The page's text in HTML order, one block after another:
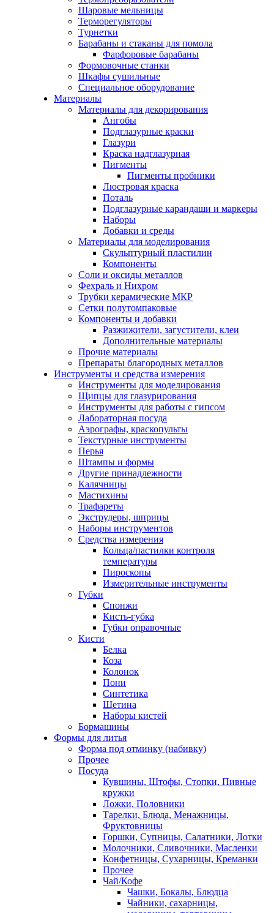
Шаровые мельницы
Терморегуляторы
Турнетки
Барабаны и стаканы для помола
Фарфоровые барабаны
Формовочные станки
Шкафы сушильные
Специальное оборудование
Материалы
Материалы для декорирования
Ангобы
Подглазурные краски
Глазури
Краска надглазурная
Пигменты
Пигменты пробники
Люстровая краска
Поталь
Подглазурные карандаши и маркеры
Наборы
Добавки и среды
Материалы для моделирования
Скульптурный пластилин
Компоненты
Соли и оксиды металлов
Фехраль и Нихром
Трубки керамические МКР
Сетки полутомпаковые
Компоненты и добавки
Разжижители, загустители, клеи
Дополнительные материалы
Прочие материалы
Препараты благородных металлов
Инструменты и средства измерения
Инструменты для моделирования
Щипцы для глазурирования
Инструменты для работы с гипсом
Лабораторная посуда
Аэрографы, краскопульты
Текстурные инструменты
Перья
Штампы и формы
Другие принадлежности
Калячницы
Мастихины
Трафареты
Экструдеры, шприцы
Наборы инструментов
Средства измерения
Кольца/пастилки контроля
температуры
Пироскопы
Измерительные инструменты
Губки
Спонжи
Кисть-губка
Губки оправочные
Кисти
Белка
Коза
Колонок
Пони
Синтетика
Щетина
Наборы кистей
Бормашины
Формы для литья
Форма под отминку (набивку)
Прочее
Посуда
Кувшины, Штофы, Стопки, Пивные
кружки
Ложки, Половники
Тарелки, Блюда, Менажницы,
Фруктовницы
Горшки, Супницы, Салатники, Лотки
Молочники, Сливочники, Масленки
Конфетницы, Сухарницы, Креманки
Прочее
Чай/Кофе
Чашки, Бокалы, Блюдца
Чайники, сахарницы,